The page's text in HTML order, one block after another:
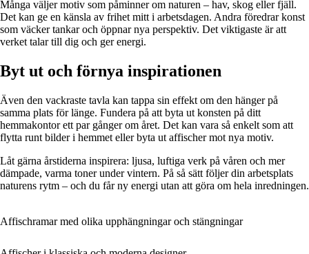
Många väljer motiv som påminner om naturen – hav, skog eller fjäll.
Det kan ge en känsla av frihet mitt i arbetsdagen. Andra föredrar konst
som väcker tankar och öppnar nya perspektiv. Det viktigaste är att
verket talar till dig och ger energi.
Byt ut och förnya inspirationen
Även den vackraste tavla kan tappa sin effekt om den hänger på
samma plats för länge. Fundera på att byta ut konsten på ditt
hemmakontor ett par gånger om året. Det kan vara så enkelt som att
flytta runt bilder i hemmet eller byta ut affischer mot nya motiv.
Låt gärna årstiderna inspirera: ljusa, luftiga verk på våren och mer
dämpade, varma toner under vintern. På så sätt följer din arbetsplats
naturens rytm – och du får ny energi utan att göra om hela inredningen.
Affischramar med olika upphängningar och stängningar